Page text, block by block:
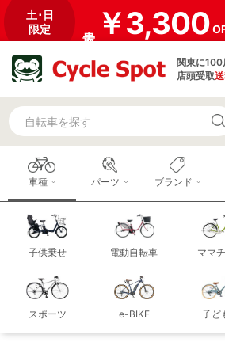
土･日
限定
￥3,300
関東に100
店頭受取
車種
子供乗せ 電動自転車 ママ
スポーツ e-BIKE 子ど
パーツ ブランド